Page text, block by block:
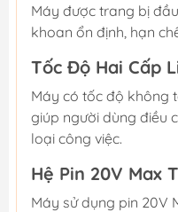
Máy được trang bị
khoan ổn định, hạn
Tốc Độ Hai Cấp
Máy có tốc độ không
giúp người dùng điều
loại công việc.
Hệ Pin 20V Max
Máy sử dụng pin 20V